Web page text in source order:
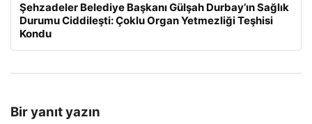
Şehzadeler Belediye Başkanı Gülşah Durbay’ın Sağlık
Durumu Ciddileşti: Çoklu Organ Yetmezliği Teşhisi
Kondu
Bir yanıt yazın